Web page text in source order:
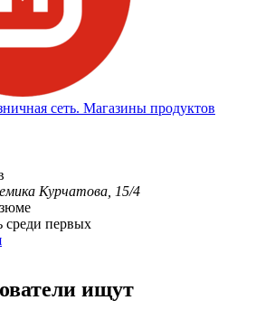
сеть. Магазины продуктов
Курчатова, 15/4
среди первых
ищут